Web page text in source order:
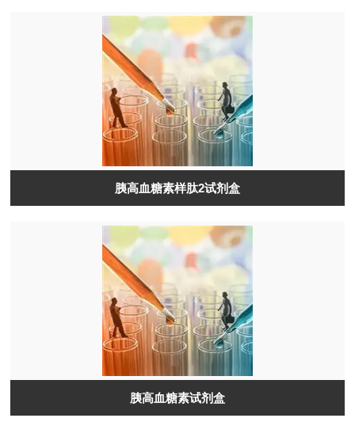
胰高血糖素样肽2试剂盒
胰高血糖素试剂盒​